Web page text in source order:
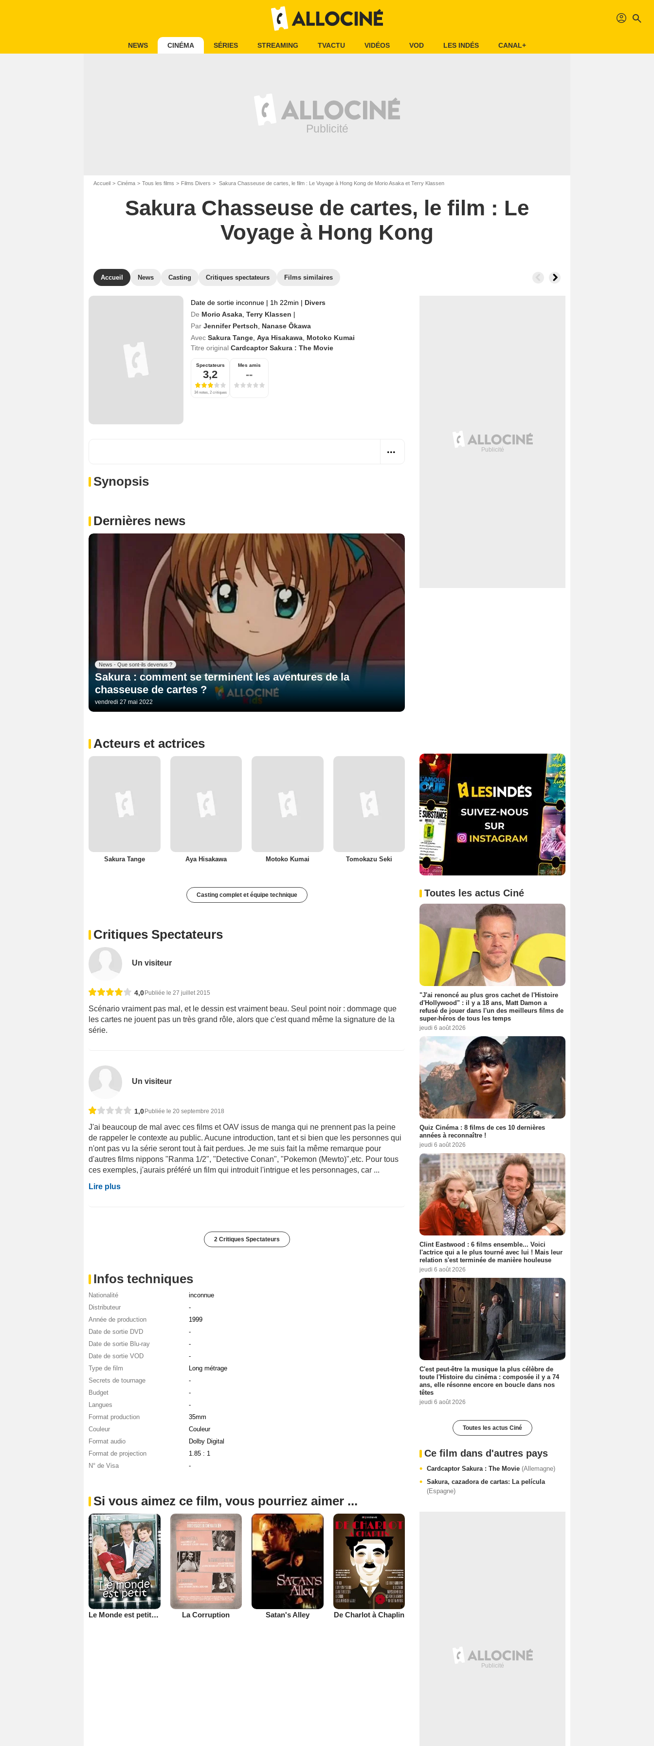
profil search
NEWS CINÉMA SÉRIES STREAMING TVACTU VIDÉOS VOD LES INDÉS CANAL+
Accueil Cinéma Tous les films Films Divers Sakura Chasseuse de cartes, le film : Le Voyage à Hong Kong de Morio Asaka et Terry Klassen
Sakura Chasseuse de cartes, le film : Le
Voyage à Hong Kong
Accueil News Casting Critiques spectateurs Films similaires
Date de sortie inconnue | 1h 22min | Divers
De Morio Asaka Terry Klassen
Par Jennifer Pertsch
Nanase Ôkawa
Avec Sakura Tange Aya Hisakawa Motoko Kumai
Titre original Cardcaptor Sakura : The Movie
Spectateurs
3,2
34 notes, 2 critiques
Mes amis
--
Synopsis
Dernières news
News - Que sont-ils devenus ?
Sakura : comment se terminent les aventures de la
chasseuse de cartes ?
vendredi 27 mai 2022
Acteurs et actrices
Sakura Tange Aya Hisakawa Motoko Kumai Tomokazu Seki
Casting complet et équipe technique
Critiques Spectateurs
Un visiteur
4,0Publiée le 27 juillet 2015
Scénario vraiment pas mal, et le dessin est vraiment beau. Seul point noir : dommage que
les cartes ne jouent pas un très grand rôle, alors que c'est quand même la signature de la
série.
Un visiteur
1,0Publiée le 20 septembre 2018
J'ai beaucoup de mal avec ces films et OAV issus de manga qui ne prennent pas la peine
de rappeler le contexte au public. Aucune introduction, tant et si bien que les personnes qui
n'ont pas vu la série seront tout à fait perdues. Je me suis fait la même remarque pour
d'autres films nippons "Ranma 1/2", "Detective Conan", "Pokemon (Mewto)",etc. Pour tous
ces exemples, j'aurais préféré un film qui introduit l'intrigue et les personnages, car ...
Lire plus
2 Critiques Spectateurs
Infos techniques
Nationalité
inconnue
Distributeur
-
Année de production
1999
Date de sortie DVD
-
Date de sortie Blu-ray
-
Date de sortie VOD
-
Type de film
Long métrage
Secrets de tournage
-
Budget
-
Langues
-
Format production
35mm
Couleur
Couleur
Format audio
Dolby Digital
Format de projection
1.85 : 1
N° de Visa
-
Si vous aimez ce film, vous pourriez aimer ...
Le Monde est petit (TV) La Corruption Satan's Alley De Charlot à Chaplin
Toutes les actus Ciné
"J'ai renoncé au plus gros cachet de l'Histoire
d'Hollywood" : il y a 18 ans, Matt Damon a
refusé de jouer dans l'un des meilleurs films de
super-héros de tous les temps
jeudi 6 août 2026
Quiz Cinéma : 8 films de ces 10 dernières
années à reconnaître !
jeudi 6 août 2026
Clint Eastwood : 6 films ensemble... Voici
l'actrice qui a le plus tourné avec lui ! Mais leur
relation s'est terminée de manière houleuse
jeudi 6 août 2026
C'est peut-être la musique la plus célèbre de
toute l'Histoire du cinéma : composée il y a 74
ans, elle résonne encore en boucle dans nos
têtes
jeudi 6 août 2026
Toutes les actus Ciné
Ce film dans d'autres pays
Cardcaptor Sakura : The Movie (Allemagne)
Sakura, cazadora de cartas: La película
(Espagne)